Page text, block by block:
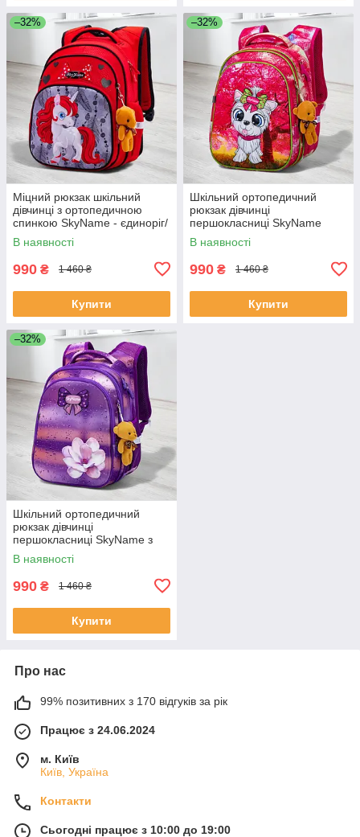
–32%
Міцний рюкзак шкільний
дівчинці з ортопедичною
спинкою SkyName - єдиноріг/
Водонепроникний червоний
портфель для школи 1-4 клас
В наявності
990 ₴ 1 460 ₴
Купити
–32%
Шкільний ортопедичний
рюкзак дівчинці
першокласниці SkyName
рожевий з собачкою/
Водонепроникний портфель
В наявності
990 ₴ 1 460 ₴
Купити
–32%
Шкільний ортопедичний
рюкзак дівчинці
першокласниці SkyName з
квіткою/ Маленький
водонепроникний портфель
В наявності
990 ₴ 1 460 ₴
Купити
Про нас
99% позитивних з 170 відгуків за рік
Працює з 24.06.2024
м. Київ
Київ, Україна
Контакти
Сьогодні працює з 10:00 до 19:00